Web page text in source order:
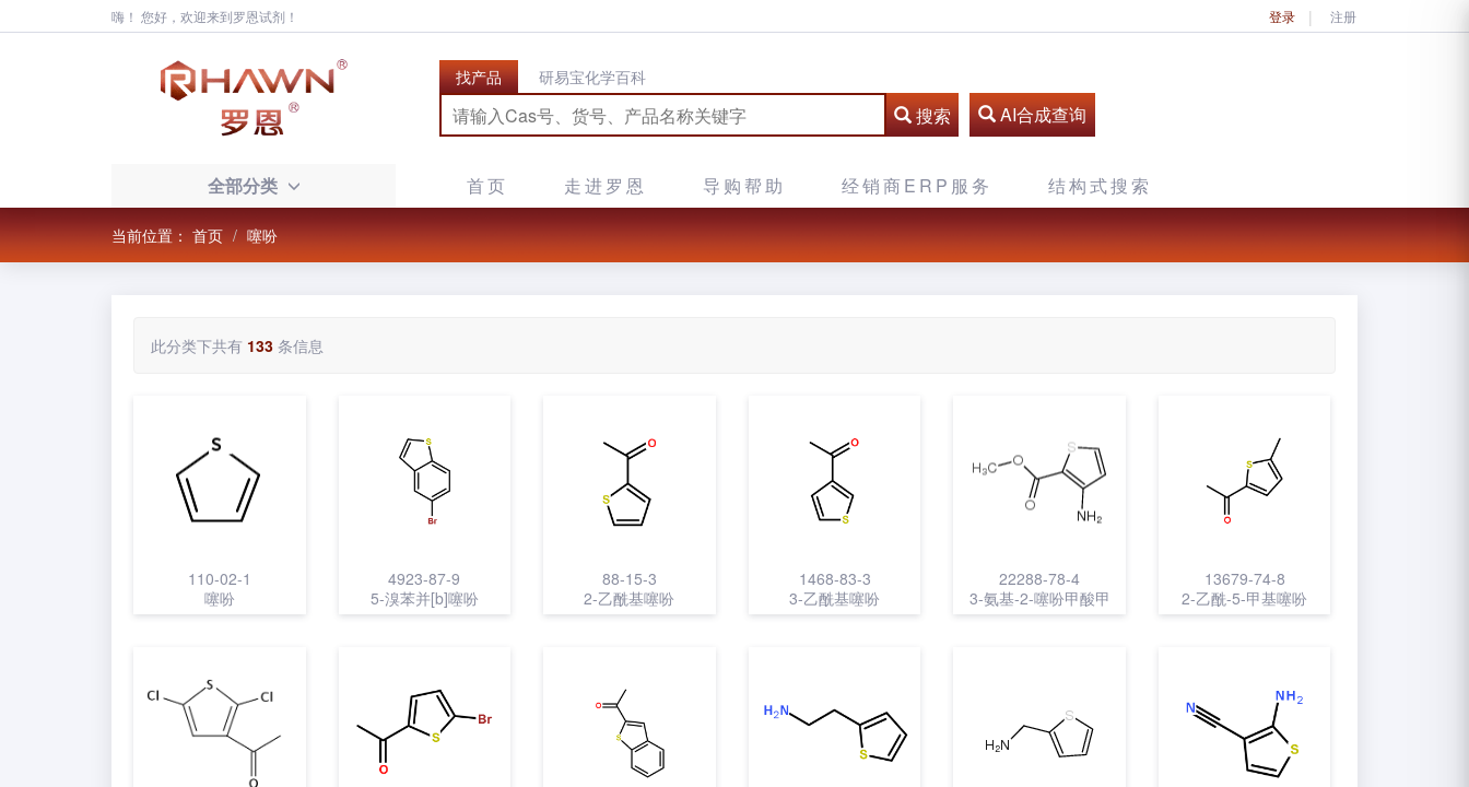
嗨！ 您好，欢迎来到罗恩试剂！ 登录 注册
找产品 研易宝化学百科
搜索 AI合成查询
全部分类 首页 走进罗恩 导购帮助 经销商ERP服务 结构式搜索
当前位置：首页 噻吩
此分类下共有 133 条信息
110-02-1
噻吩
4923-87-9
5-溴苯并[b]噻吩
88-15-3
2-乙酰基噻吩
1468-83-3
3-乙酰基噻吩
22288-78-4
3-氨基-2-噻吩甲酸甲
13679-74-8
2-乙酰-5-甲基噻吩